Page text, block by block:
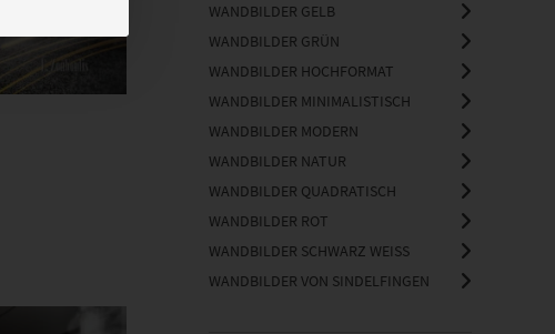
WANDBILDER GELB
WANDBILDER GRÜN
WANDBILDER HOCHFORMAT
WANDBILDER MINIMALISTISCH
WANDBILDER MODERN
WANDBILDER NATUR
WANDBILDER QUADRATISCH
WANDBILDER ROT
WANDBILDER SCHWARZ WEISS
WANDBILDER VON SINDELFINGEN